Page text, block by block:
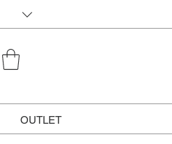
OUTLET